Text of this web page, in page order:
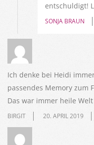
entschuldigt!
SONJA BRAUN
Ich denke bei Heidi
passendes Memory zum
Das war immer heile
BIRGIT 20. APRIL 2019